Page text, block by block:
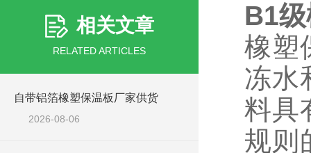
相关文章
RELATED ARTICLES
自带铝箔橡塑保温板厂家供货
2026-08-06
B1
橡塑
冻水
料具
规则